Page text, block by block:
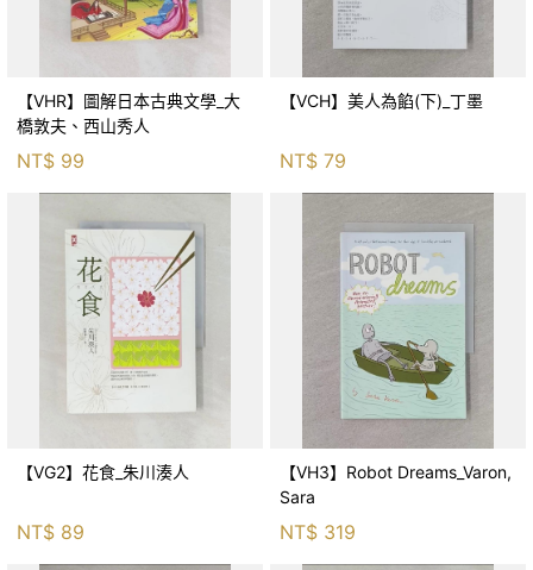
【VHR】圖解日本古典文學_大
橋敦夫、西山秀人
NT$ 99
【VCH】美人為餡(下)_丁墨
NT$ 79
【VG2】花食_朱川湊人
NT$ 89
【VH3】Robot Dreams_Varon,
Sara
NT$ 319